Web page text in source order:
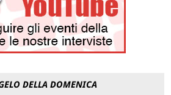
DELLA DOMENICA